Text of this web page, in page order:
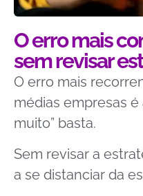
O erro mais
sem revisar
O erro mais
médias empresas
muito” basta.
Sem revisar a
a se distanciar da